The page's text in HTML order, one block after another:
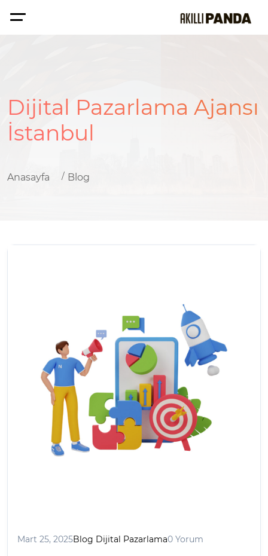
Dijital Pazarlama Ajansı
İstanbul
Anasayfa Blog
Mart 25, 2025Blog Dijital Pazarlama0 Yorum